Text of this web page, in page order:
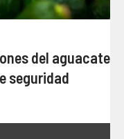
del aguacate
seguridad